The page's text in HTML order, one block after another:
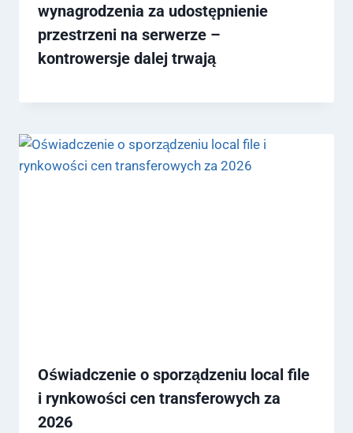
wynagrodzenia za udostępnienie
przestrzeni na serwerze –
kontrowersje dalej trwają
Oświadczenie o sporządzeniu local file
i rynkowości cen transferowych za
2026